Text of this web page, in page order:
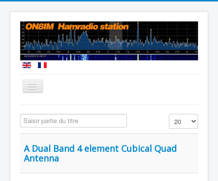
Vous êtes ici : Accueil
Saisir partie du titre Affichage #
A Dual Band 4 element Cubical Quad
Antenna